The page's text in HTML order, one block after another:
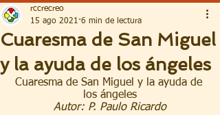
Cuaresma de San Miguel
y la ayuda de los ángeles
rccrecreo
15 ago 2021 6 min de lectura
Cuaresma de San Miguel y la ayuda de
los ángeles
Autor: P. Paulo Ricardo